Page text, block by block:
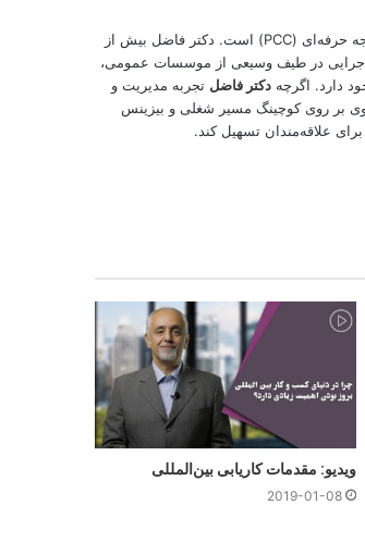
) با درجه حرفه‌ای (PCC) است. دکتر فاضل بیش از
و اجرایی در طیف وسیعی از موسسات عمومی،
دارد. اگرچه دکتر فاضل تجربه مدیریت و
وی بر روی كوچینگ مسیر شغلی و بیزینس
علاقه‌‌مندان تسهیل کند.
ویدیو: مقدمات کاریابی بین‌المللی
2019-01-08